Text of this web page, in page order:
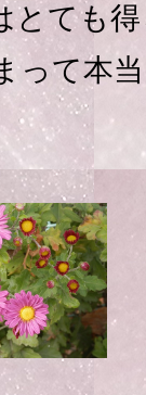
とても
って本